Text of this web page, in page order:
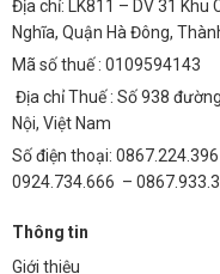
Địa chỉ: LK811 – DV 31 Khu
Nghĩa, Quận Hà Đông,
Mã số thuế : 0109594143
Địa chỉ Thuế : Số 938
Nội, Việt Nam
Số điện thoại:
0924.734.666 –
Thông tin
Giới thiệu